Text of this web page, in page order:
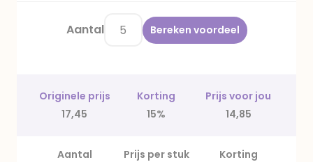
Aantal Bereken voordeel
Originele prijs Korting
Prijs voor jou
17,45
15% 14,85
Aantal Prijs per stuk
Korting